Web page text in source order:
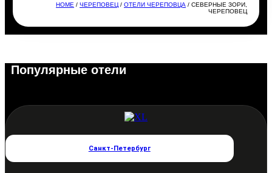
HOME /ЧЕРЕПОВЕЦ /ОТЕЛИ ЧЕРЕПОВЦА / СЕВЕРНЫЕ ЗОРИ,
ЧЕРЕПОВЕЦ
Популярные отели
Санкт-Петербург